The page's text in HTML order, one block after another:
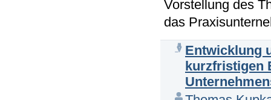
Vorstellung des
das
Entwicklung
kurzfristigen